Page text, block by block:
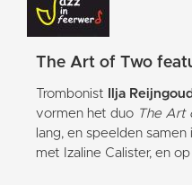
The Art of Two
Trombonist Ilja Reijngoud
vormen het duo The Art
lang, en speelden samen
met Izaline Calister, en op